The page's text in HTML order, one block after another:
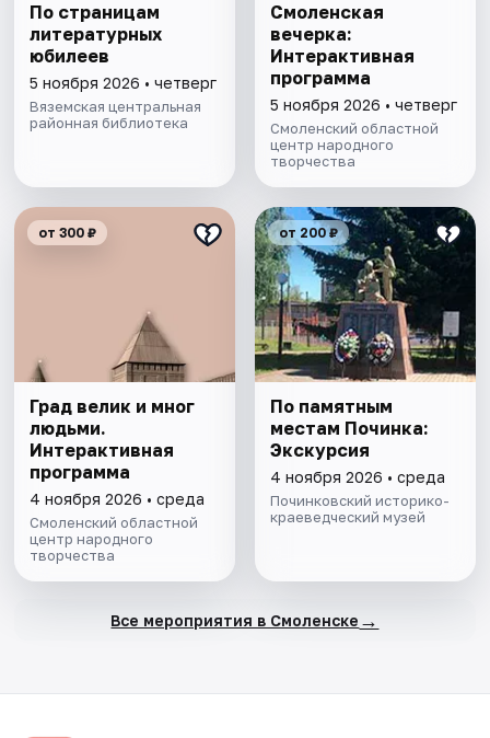
По страницам
литературных
юбилеев
5 ноября 2026 • четверг
Вяземская центральная
районная библиотека
Смоленская
вечерка:
Интерактивная
программа
5 ноября 2026 • четверг
Смоленский областной
центр народного
творчества
от 300 ₽
Град велик и мног
людьми.
Интерактивная
программа
4 ноября 2026 • среда
Смоленский областной
центр народного
творчества
от 200 ₽
По памятным
местам Починка:
Экскурсия
4 ноября 2026 • среда
Починковский историко-
краеведческий музей
Все мероприятия в Смоленске →